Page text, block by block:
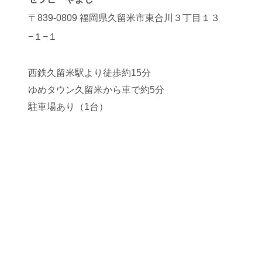
〒839-0809 福岡県久留米市東合川３丁目１３
−１−１
西鉄久留米駅より徒歩約15分
ゆめタウン久留米から車で約5分
駐車場あり（1台）